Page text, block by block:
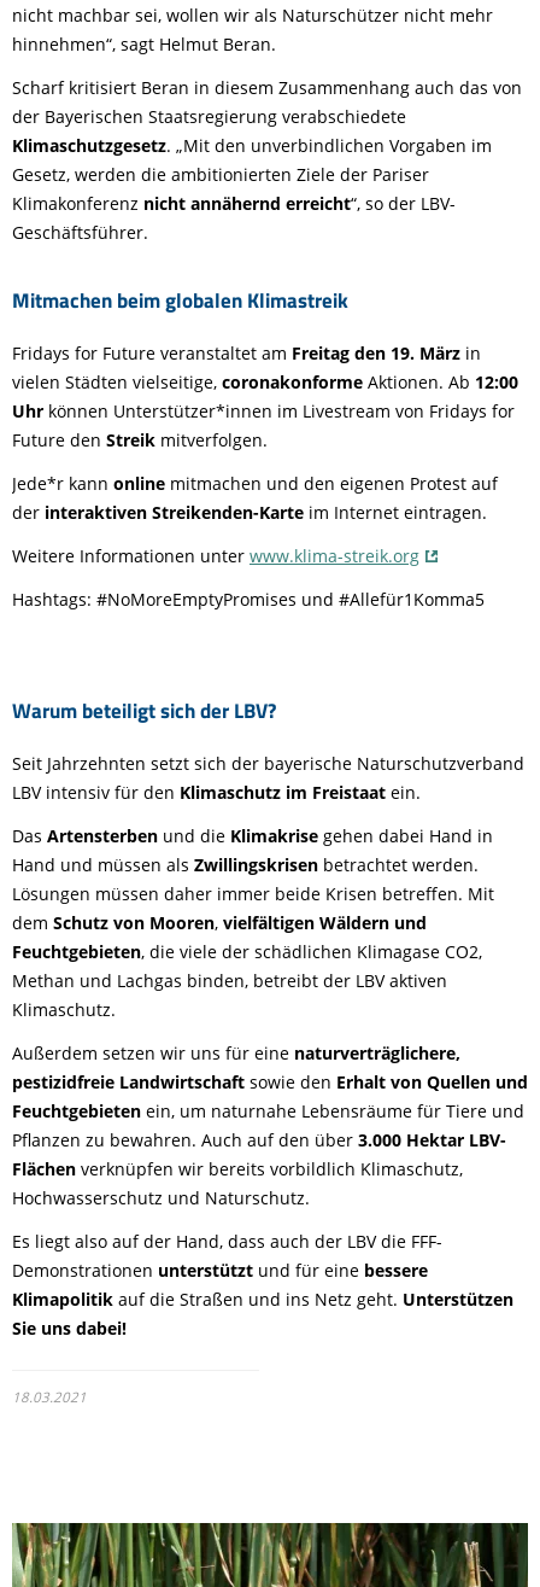
nicht machbar sei, wollen wir als Naturschützer nicht mehr
hinnehmen“, sagt Helmut Beran.
Scharf kritisiert Beran in diesem Zusammenhang auch das von
der Bayerischen Staatsregierung verabschiedete
Klimaschutzgesetz. „Mit den unverbindlichen Vorgaben im
Gesetz, werden die ambitionierten Ziele der Pariser
Klimakonferenz nicht annähernd erreicht“, so der LBV-
Geschäftsführer.
Mitmachen beim globalen Klimastreik
Fridays for Future veranstaltet am Freitag den 19. März in
vielen Städten vielseitige, coronakonforme Aktionen. Ab 12:00
Uhr können Unterstützer*innen im Livestream von Fridays for
Future den Streik mitverfolgen.
Jede*r kann online mitmachen und den eigenen Protest auf
der interaktiven Streikenden-Karte im Internet eintragen.
Weitere Informationen unter www.klima-streik.org
Hashtags: #NoMoreEmptyPromises und #Allefür1Komma5
Warum beteiligt sich der LBV?
Seit Jahrzehnten setzt sich der bayerische Naturschutzverband
LBV intensiv für den Klimaschutz im Freistaat ein.
Das Artensterben und die Klimakrise gehen dabei Hand in
Hand und müssen als Zwillingskrisen betrachtet werden.
Lösungen müssen daher immer beide Krisen betreffen. Mit
dem Schutz von Mooren, vielfältigen Wäldern und
Feuchtgebieten, die viele der schädlichen Klimagase CO2,
Methan und Lachgas binden, betreibt der LBV aktiven
Klimaschutz.
Außerdem setzen wir uns für eine naturverträglichere,
pestizidfreie Landwirtschaft sowie den Erhalt von Quellen und
Feuchtgebieten ein, um naturnahe Lebensräume für Tiere und
Pflanzen zu bewahren. Auch auf den über 3.000 Hektar LBV-
Flächen verknüpfen wir bereits vorbildlich Klimaschutz,
Hochwasserschutz und Naturschutz.
Es liegt also auf der Hand, dass auch der LBV die FFF-
Demonstrationen unterstützt und für eine bessere
Klimapolitik auf die Straßen und ins Netz geht. Unterstützen
Sie uns dabei!
18.03.2021